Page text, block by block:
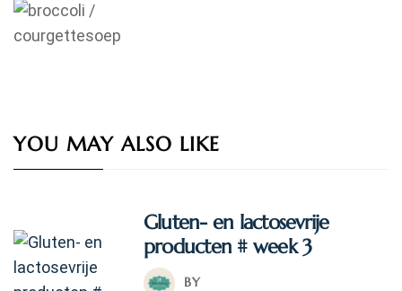
YOU MAY ALSO LIKE
Gluten- en lactosevrije
producten # week 3
BY